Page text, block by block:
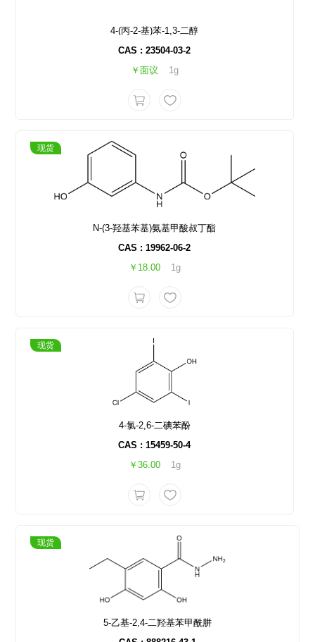
4-(丙-2-基)苯-1,3-二醇
CAS : 23504-03-2
￥面议
1g
现货
N-(3-羟基苯基)氨基甲酸叔丁酯
CAS : 19962-06-2
￥18.00
1g
现货
4-氯-2,6-二碘苯酚
CAS : 15459-50-4
￥36.00
1g
现货
5-乙基-2,4-二羟基苯甲酰肼